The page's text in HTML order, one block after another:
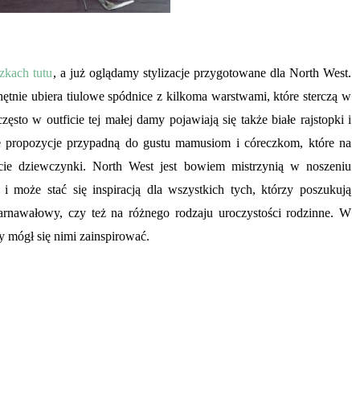
tutu, a już oglądamy stylizacje przygotowane dla North West.
ubiera tiulowe spódnice z kilkoma warstwami, które sterczą w
w outficie tej małej damy pojawiają się także białe rajstopki i
przypadną do gustu mamusiom i córeczkom, które na
dziewczynki. North West jest bowiem mistrzynią w noszeniu
stać się inspiracją dla wszystkich tych, którzy poszukują
czy też na różnego rodzaju uroczystości rodzinne. W
mógł się nimi zainspirować.